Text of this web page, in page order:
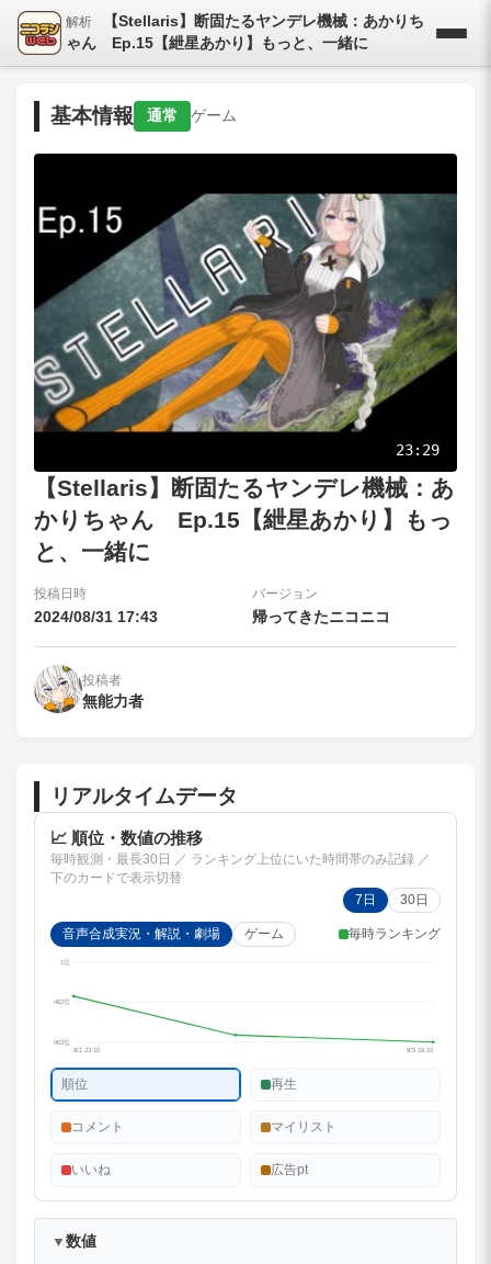
解析
【Stellaris】断固たるヤンデレ機械：あかりち
ゃん Ep.15【紲星あかり】もっと、一緒に
基本情報 通常 ゲーム
23:29
【Stellaris】断固たるヤンデレ機械：あ
かりちゃん Ep.15【紲星あかり】もっ
と、一緒に
投稿日時
2024/08/31 17:43
バージョン
帰ってきたニコニコ
投稿者
無能力者
リアルタイムデータ
📈 順位・数値の推移
毎時観測・最長30日 ／ ランキング上位にいた時間帯のみ記録 ／
下のカードで表示切替
7日
30日
音声合成実況・解説・劇場 ゲーム 毎時ランキング
1位
482位
962位
8/1 23:10
8/5 16:10
順位 再生
コメント マイリスト
いいね 広告pt
▼ 数値